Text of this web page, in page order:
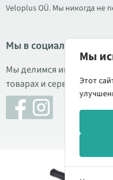
Veloplus OÜ. Мы никогда не
Мы в социальных сетях
Мы делимся
товарах и сервисе.
© 2026 Veloplus OÜ. Все
Мы
Этот